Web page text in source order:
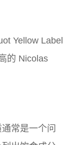
Yellow Label
的 Nicolas
常是一个问